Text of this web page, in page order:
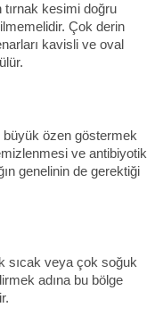
tırnak kesimi doğru
Çok derin
kavisli ve oval
özen göstermek
ve antibiyotik
genelinin de gerektiği
sıcak veya çok soğuk
adına bu bölge